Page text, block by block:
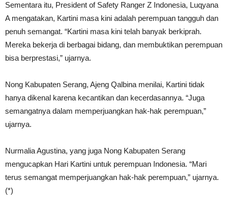
Sementara itu, President of Safety Ranger Z Indonesia, Luqyana
A mengatakan, Kartini masa kini adalah perempuan tangguh dan
penuh semangat. “Kartini masa kini telah banyak berkiprah.
Mereka bekerja di berbagai bidang, dan membuktikan perempuan
bisa berprestasi,” ujarnya.
Nong Kabupaten Serang, Ajeng Qalbina menilai, Kartini tidak
hanya dikenal karena kecantikan dan kecerdasannya. “Juga
semangatnya dalam memperjuangkan hak-hak perempuan,”
ujarnya.
Nurmalia Agustina, yang juga Nong Kabupaten Serang
mengucapkan Hari Kartini untuk perempuan Indonesia. “Mari
terus semangat memperjuangkan hak-hak perempuan,” ujarnya.
(*)